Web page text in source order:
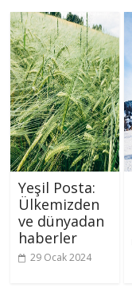
Yeşil Posta:
Ülkemizden
ve dünyadan
haberler
29 Ocak 2024